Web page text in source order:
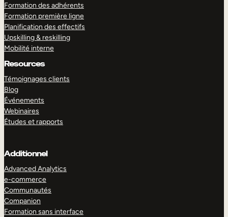
Formation des adhérents
Formation première ligne
Planification des effectifs
Upskilling & reskilling
Mobilité interne
Resources
Témoignages clients
Blog
Événements
Webinaires
Études et rapports
Additionnel
Advanced Analytics
e-commerce
Communautés
Companion
Formation sans interface